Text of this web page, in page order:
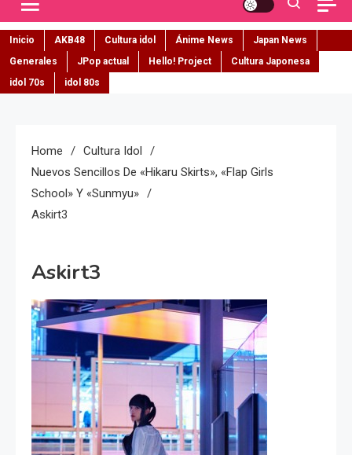
Inicio AKB48 Cultura idol Ánime News
Japan News
Generales
JPop actual Hello! Project
Cultura Japonesa
idol 70s
idol 80s
Home
Cultura Idol
Nuevos Sencillos De «Hikaru Skirts», «Flap Girls
School» Y «Sunmyu»
Askirt3
Askirt3